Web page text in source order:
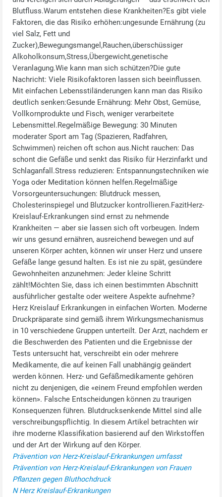
Blutfluss.Warum entstehen diese Krankheiten?Es gibt viele
Faktoren, die das Risiko erhöhen:ungesunde Ernährung (zu
viel Salz, Fett und
Zucker),Bewegungsmangel,Rauchen,überschüssiger
Alkoholkonsum,Stress,Übergewicht,genetische
Veranlagung.Wie kann man sich schützen?Die gute
Nachricht: Viele Risikofaktoren lassen sich beeinflussen.
Mit einfachen Lebensstiländerungen kann man das Risiko
deutlich senken:Gesunde Ernährung: Mehr Obst, Gemüse,
Vollkornprodukte und Fisch, weniger verarbeitete
Lebensmittel.Regelmäßige Bewegung: 30 Minuten
moderater Sport am Tag (Spazieren, Radfahren,
Schwimmen) reichen oft schon aus.Nicht rauchen: Das
schont die Gefäße und senkt das Risiko für Herzinfarkt und
Schlaganfall.Stress reduzieren: Entspannungstechniken wie
Yoga oder Meditation können helfen.Regelmäßige
Vorsorgeuntersuchungen: Blutdruck messen,
Cholesterinspiegel und Blutzucker kontrollieren.FazitHerz-
Kreislauf‑Erkrankungen sind ernst zu nehmende
Krankheiten — aber sie lassen sich oft vorbeugen. Indem
wir uns gesund ernähren, ausreichend bewegen und auf
unseren Körper achten, können wir unser Herz und unsere
Gefäße lange gesund halten. Es ist nie zu spät, gesündere
Gewohnheiten anzunehmen: Jeder kleine Schritt
zählt!Möchten Sie, dass ich einen bestimmten Abschnitt
ausführlicher gestalte oder weitere Aspekte aufnehme?
Herz Kreislauf Erkrankungen in einfachen Worten. Moderne
Druckpräparate sind gemäß ihrem Wirkungsmechanismus
in 10 verschiedene Gruppen unterteilt. Der Arzt, nachdem er
die Beschwerden des Patienten und die Ergebnisse der
Tests untersucht hat, verschreibt ein oder mehrere
Medikamente, die auf keinen Fall unabhängig geändert
werden können. Herz- und Gefäßmedikamente gehören
nicht zu denjenigen, die «einem Freund empfohlen werden
können». Falsche Entscheidungen können zu traurigen
Konsequenzen führen. Blutdrucksenkende Mittel sind alle
verschreibungspflichtig. In diesem Artikel betrachten wir
ihre moderne Klassifikation basierend auf den Wirkstoffen
und der Art der Wirkung auf den Körper.
Prävention von Herz-Kreislauf-Erkrankungen umfasst
Prävention von Herz-Kreislauf-Erkrankungen von Frauen
Pflanzen gegen Bluthochdruck
N Herz Kreislauf-Erkrankungen